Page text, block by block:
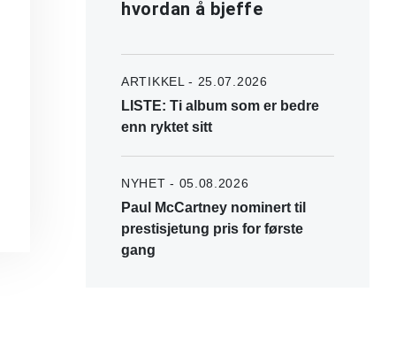
hvordan å bjeffe
ARTIKKEL - 25.07.2026
LISTE: Ti album som er bedre
enn ryktet sitt
NYHET - 05.08.2026
Paul McCartney nominert til
prestisjetung pris for første
gang